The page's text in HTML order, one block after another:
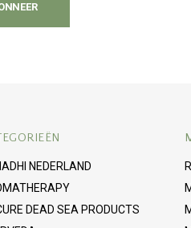
NEDERLAND
DEAD SEA PRODUCTS